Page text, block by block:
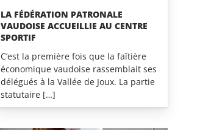
LA FÉDÉRATION PATRONALE
VAUDOISE ACCUEILLIE AU CENTRE
SPORTIF
C’est la première fois que la faîtière
économique vaudoise rassemblait ses
délégués à la Vallée de Joux. La partie
statutaire […]